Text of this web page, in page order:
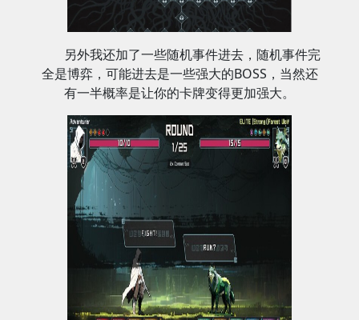
另外我还加了一些随机事件进去，随机事件完
全是博弈，可能进去是一些强大的BOSS，当然还
有一半概率是让你的卡牌变得更加强大。